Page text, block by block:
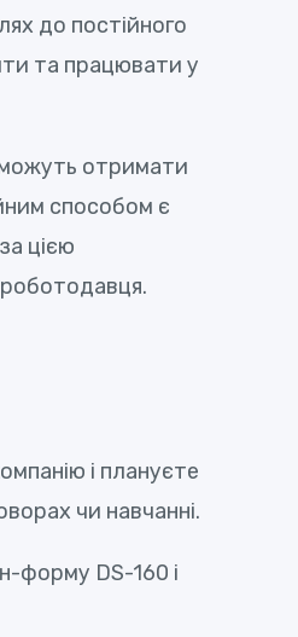
до постійного
та працювати у
можуть отримати
способом є
цією
роботодавця.
і плануєте
чи навчанні.
форму DS-160 і